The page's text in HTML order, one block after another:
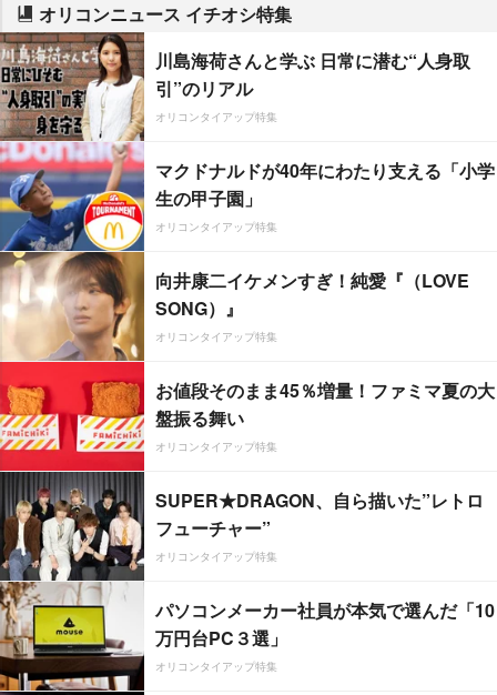
オリコンニュース イチオシ特集
川島海荷さんと学ぶ 日常に潜む“人身取
引”のリアル
オリコンタイアップ特集
マクドナルドが40年にわたり支える「小学
生の甲子園」
オリコンタイアップ特集
向井康二イケメンすぎ！純愛『（LOVE
SONG）』
オリコンタイアップ特集
お値段そのまま45％増量！ファミマ夏の大
盤振る舞い
オリコンタイアップ特集
SUPER★DRAGON、自ら描いた”レトロ
フューチャー”
オリコンタイアップ特集
パソコンメーカー社員が本気で選んだ「10
万円台PC３選」
オリコンタイアップ特集